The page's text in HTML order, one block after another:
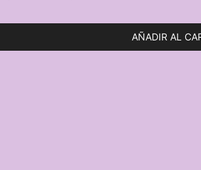
AÑADIR AL